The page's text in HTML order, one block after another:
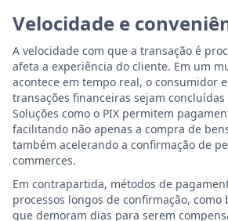
Velocidade e
A velocidade com que a transação é
afeta a experiência do cliente. Em um
acontece em tempo real, o consumidor
transações financeiras sejam
Soluções como o PIX permitem
facilitando não apenas a compra de
também acelerando a confirmação de
commerces.
Em contrapartida, métodos de
processos longos de confirmação, como
que demoram dias para serem